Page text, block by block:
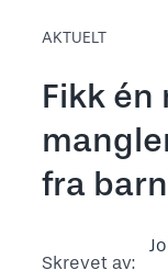
AKTUELT
Fikk
fra
Skrevet av: